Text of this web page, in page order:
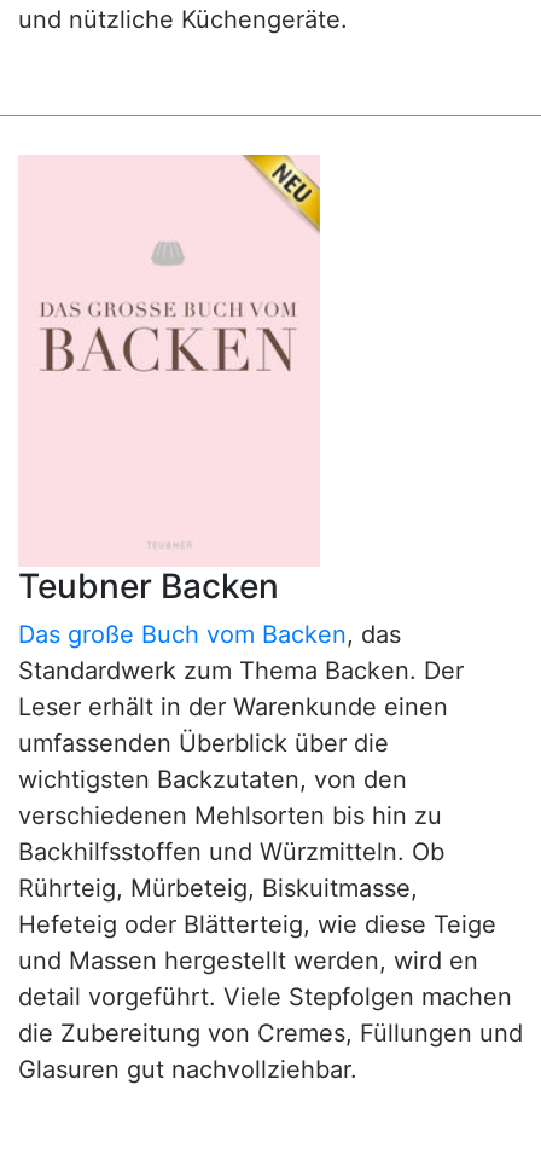
und nützliche Küchengeräte.
Teubner Backen
Das große Buch vom Backen, das
Standardwerk zum Thema Backen. Der
Leser erhält in der Warenkunde einen
umfassenden Überblick über die
wichtigsten Backzutaten, von den
verschiedenen Mehlsorten bis hin zu
Backhilfsstoffen und Würzmitteln. Ob
Rührteig, Mürbeteig, Biskuitmasse,
Hefeteig oder Blätterteig, wie diese Teige
und Massen hergestellt werden, wird en
detail vorgeführt. Viele Stepfolgen machen
die Zubereitung von Cremes, Füllungen und
Glasuren gut nachvollziehbar.